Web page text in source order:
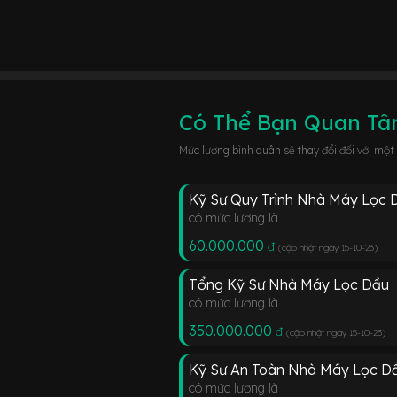
Có Thể Bạn Quan
Mức lương bình quân sẽ thay đổi đối với
Kỹ Sư Quy Trình Nhà Máy Lọc
có mức lương là
60.000.000 đ (cập nhật ngày 15-10-23)
Tổng Kỹ Sư Nhà Máy Lọc Dầu
có mức lương là
350.000.000 đ (cập nhật ngày 15-10-23)
Kỹ Sư An Toàn Nhà Máy Lọc
có mức lương là